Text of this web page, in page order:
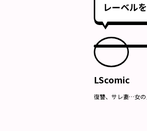
レーベル
LScomic
復讐、サレ妻…女